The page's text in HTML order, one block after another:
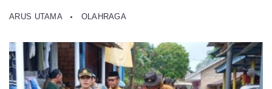
ARUS UTAMA OLAHRAGA